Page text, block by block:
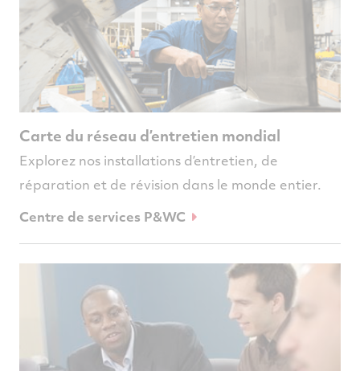
Carte du réseau d’entretien mondial
Explorez nos installations d’entretien, de
réparation et de révision dans le monde entier.
Centre de services P&WC